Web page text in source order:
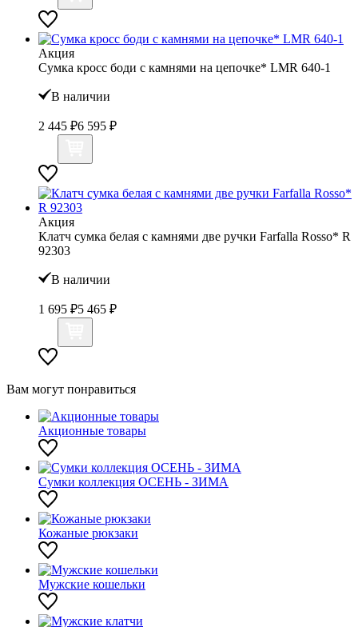
Акция
Сумка кросс боди с камнями на цепочке* LMR 640-1
В наличии
2 445 ₽6 595 ₽
Акция
Клатч сумка белая с камнями две ручки Farfalla Rosso* R
92303
В наличии
1 695 ₽5 465 ₽
Вам могут понравиться
Акционные товары
Сумки коллекция ОСЕНЬ - ЗИМА
Кожаные рюкзаки
Мужские кошельки